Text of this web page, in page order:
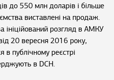
до 550 млн доларів і більше
виставлені на продаж.
ініційований розгляд в АМКУ
20 вересня 2016 року,
в публічному реєстрі
в DCH.